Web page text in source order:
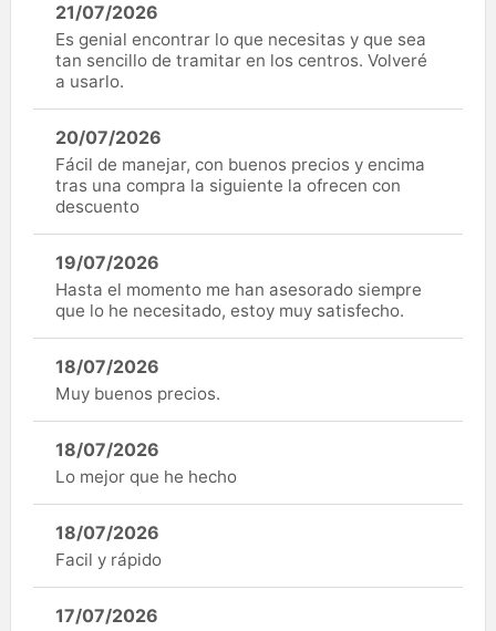
21/07/2026
Es genial encontrar lo que necesitas y que sea
tan sencillo de tramitar en los centros. Volveré
a usarlo.
20/07/2026
Fácil de manejar, con buenos precios y encima
tras una compra la siguiente la ofrecen con
descuento
19/07/2026
Hasta el momento me han asesorado siempre
que lo he necesitado, estoy muy satisfecho.
18/07/2026
Muy buenos precios.
18/07/2026
Lo mejor que he hecho
18/07/2026
Facil y rápido
17/07/2026